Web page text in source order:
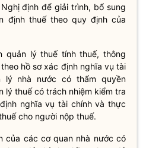
định để giải trình, bổ sung
định thuế theo quy định của
quản lýthuếtínhthuế, thông
hồ sơ xác định nghĩa vụ tài
lý nhà nước có thẩmquyền
lý thuếcó trách nhiệm kiểm tra
nghĩa vụ tài chính và thực
cho người nộp thuế.
của các cơ quan nhà nước có